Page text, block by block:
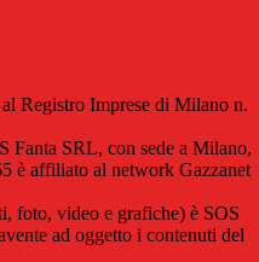
Registro Imprese di Milano n.
Fanta SRL, con sede a Milano,
è affiliato al network Gazzanet
foto, video e grafiche) è SOS
ad oggetto i contenuti del